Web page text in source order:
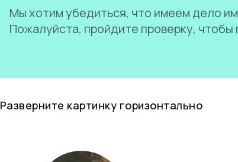
Мы хотим убедиться, что имеем дело
Пожалуйста, пройдите проверку, чтобы
Разверните картинку горизонтально